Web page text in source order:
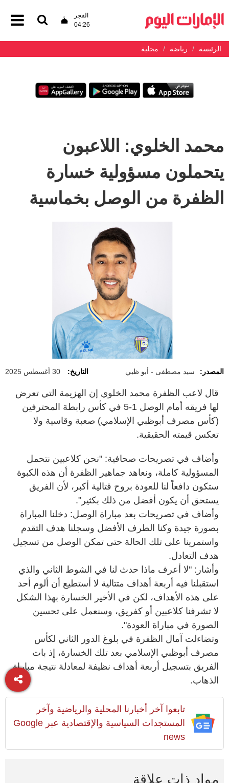
الفجر
04:26
الرئيسة رياضة محلية
محمد الخلوي: اللاعبون
يتحملون مسؤولية خسارة
الظفرة من الوصل بخماسية
المصدر: سيد مصطفى - أبو ظبي التاريخ: 30 أغسطس 2025
قال لاعب الظفرة محمد الخلوي إن الهزيمة التي تعرض
لها فريقه أمام الوصل 1-5 في كأس رابطة المحترفين
(كأس مصرف أبوظبي الإسلامي) صعبة وقاسية ولا
تعكس قيمته الحقيقية.
وأضاف في تصريحات صحافية: "نحن كلاعبين نتحمل
المسؤولية كاملة، ونعاهد جماهير الظفرة أن هذه الكبوة
ستكون دافعاً لنا للعودة بروح قتالية أكبر، لأن الفريق
يستحق أن يكون أفضل من ذلك بكثير".
وأضاف في تصريحات بعد مباراة الوصل: دخلنا المباراة
بصورة جيدة وكنا الطرف الأفضل وسجلنا هدف التقدم
واستمرينا على تلك الحالة حتى تمكن الوصل من تسجيل
هدف التعادل.
وأشار: "لا أعرف ماذا حدث لنا في الشوط الثاني والذي
استقبلنا فيه أربعة أهداف متتالية لا أستطيع أن ألوم أحد
على هذه الأهداف، لكن في الأخير الخسارة بهذا الشكل
لا تشرفنا كلاعبين أو كفريق، وسنعمل على تحسين
الصورة في مباراة العودة".
وتضاءلت آمال الظفرة في بلوغ الدور الثاني لكأس
مصرف أبوظبي الإسلامي بعد تلك الخسارة، إذ بات
الفريق بتسجيل أربعة أهداف نظيفة لمعادلة نتيجة مباراة
الذهاب.
تابعوا آخر أخبارنا المحلية والرياضية وآخر
المستجدات السياسية والإقتصادية عبر Google
news
مواد ذات علاقة